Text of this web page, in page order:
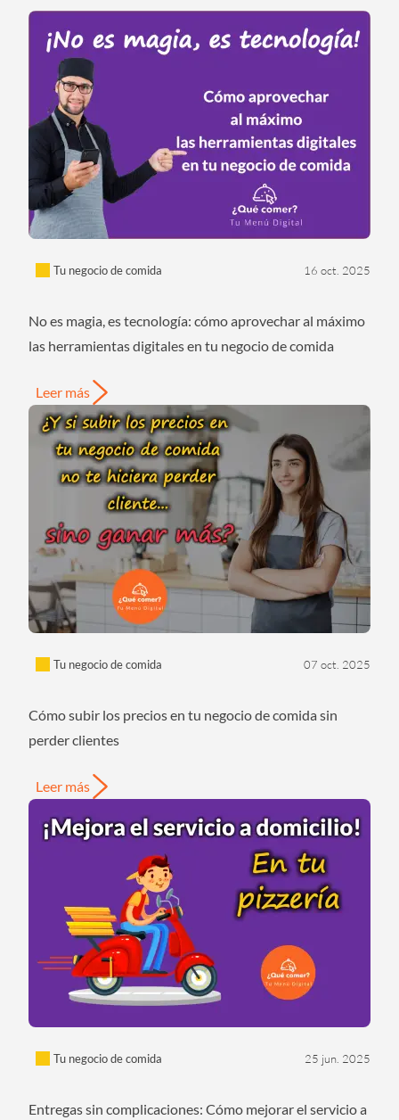
Tu negocio de comida 16 oct. 2025
No es magia, es tecnología: cómo aprovechar al máximo
las herramientas digitales en tu negocio de comida
Leer más
Tu negocio de comida 07 oct. 2025
Cómo subir los precios en tu negocio de comida sin
perder clientes
Leer más
Tu negocio de comida 25 jun. 2025
Entregas sin complicaciones: Cómo mejorar el servicio a